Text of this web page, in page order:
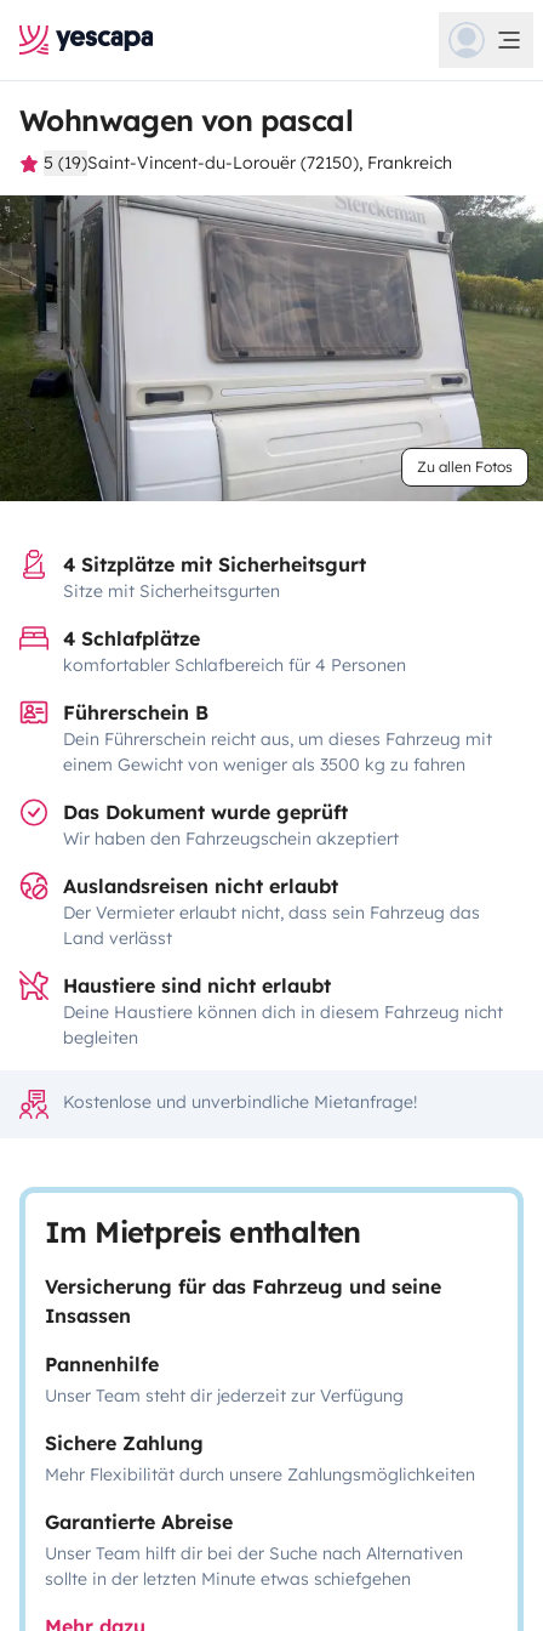
Wohnwagen von pascal
5 (19)Saint-Vincent-du-Lorouër (72150), Frankreich
Zu allen Fotos
4 Sitzplätze mit Sicherheitsgurt
Sitze mit Sicherheitsgurten
4 Schlafplätze
komfortabler Schlafbereich für 4 Personen
Führerschein B
Dein Führerschein reicht aus, um dieses Fahrzeug mit
einem Gewicht von weniger als 3500 kg zu fahren
Das Dokument wurde geprüft
Wir haben den Fahrzeugschein akzeptiert
Auslandsreisen nicht erlaubt
Der Vermieter erlaubt nicht, dass sein Fahrzeug das
Land verlässt
Haustiere sind nicht erlaubt
Deine Haustiere können dich in diesem Fahrzeug nicht
begleiten
Kostenlose und unverbindliche Mietanfrage!
Im Mietpreis enthalten
Versicherung für das Fahrzeug und seine
Insassen
Pannenhilfe
Unser Team steht dir jederzeit zur Verfügung
Sichere Zahlung
Mehr Flexibilität durch unsere Zahlungsmöglichkeiten
Garantierte Abreise
Unser Team hilft dir bei der Suche nach Alternativen
sollte in der letzten Minute etwas schiefgehen
Mehr dazu